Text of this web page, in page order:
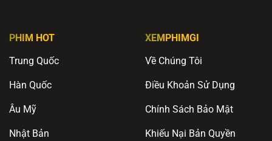
PHIM HOT
Trung Quốc
Hàn Quốc
Âu Mỹ
Nhật Bản
XEMPHIMGI
Về Chúng Tôi
Điều Khoản Sử Dụng
Chính Sách Bảo Mật
Khiếu Nại Bản Quyền